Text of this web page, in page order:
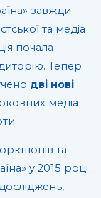
завжди
та медіа
почала
Тепер
дві нові
медіа
та
у 2015 році